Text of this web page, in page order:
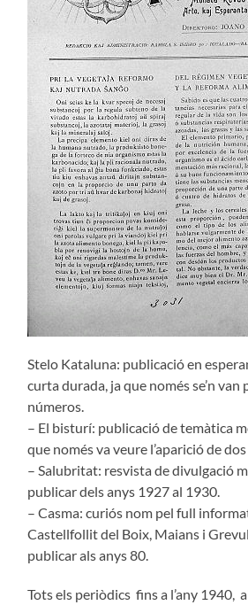
Stelo Kataluna: publicació en
curta durada, ja que només se’n van
números.
– El bisturí: publicació de temàtica
que només va veure l’aparició de
– Salubritat: resvista de divulgació
publicar dels anys 1927 al 1930.
– Casma: curiós nom pel full
Castellfollit del Boix, Maians i
publicar als anys 80.
Tots els periòdics fins a l’any 1940,